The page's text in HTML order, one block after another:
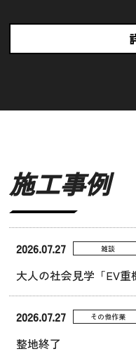
施工事例
2026.07.27 雑談
大人の社会見学「EV重
2026.07.27 その他作業
整地終了